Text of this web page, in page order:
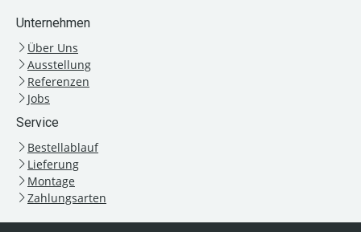
Unternehmen
Über Uns
Ausstellung
Referenzen
Jobs
Service
Bestellablauf
Lieferung
Montage
Zahlungsarten